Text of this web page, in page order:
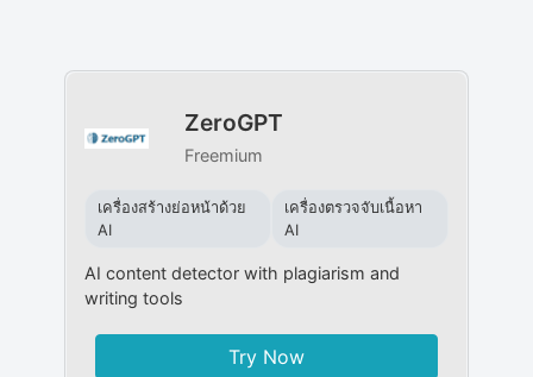
ZeroGPT
Freemium
เครื่องสร้างย่อหน้าด้วย
AI
เครื่องตรวจจับเนื้อหา
AI
AI content detector with plagiarism and
writing tools
Try Now